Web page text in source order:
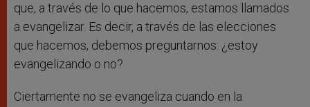
que, a través de lo que hacemos, estamos llamados
a evangelizar. Es decir, a través de las elecciones
que hacemos, debemos preguntarnos: ¿estoy
evangelizando o no?
Ciertamente no se evangeliza cuando en la